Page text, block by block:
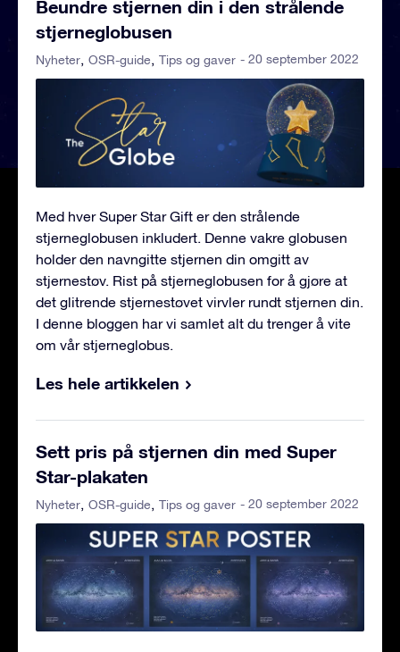
Beundre stjernen din i den strålende
stjerneglobusen
Nyheter OSR-guide Tips og gaver - 20 september 2022
Med hver Super Star Gift er den strålende
stjerneglobusen inkludert. Denne vakre globusen
holder den navngitte stjernen din omgitt av
stjernestøv. Rist på stjerneglobusen for å gjøre at
det glitrende stjernestøvet virvler rundt stjernen din.
I denne bloggen har vi samlet alt du trenger å vite
om vår stjerneglobus.
Les hele artikkelen
Sett pris på stjernen din med Super
Star-plakaten
Nyheter OSR-guide Tips og gaver - 20 september 2022